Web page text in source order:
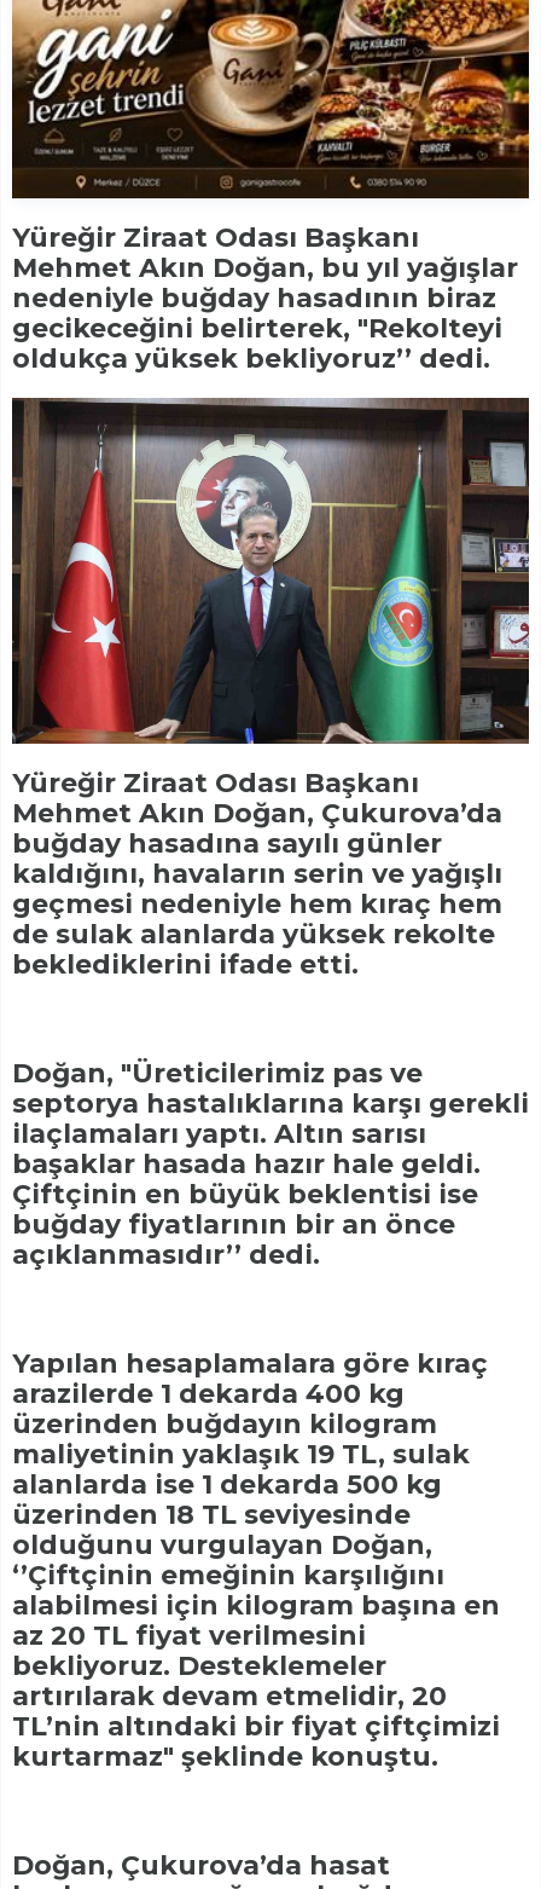
Yüreğir Ziraat Odası Başkanı
Mehmet Akın Doğan, bu yıl yağışlar
nedeniyle buğday hasadının biraz
gecikeceğini belirterek, "Rekolteyi
oldukça yüksek bekliyoruz’’ dedi.
Yüreğir Ziraat Odası Başkanı
Mehmet Akın Doğan, Çukurova’da
buğday hasadına sayılı günler
kaldığını, havaların serin ve yağışlı
geçmesi nedeniyle hem kıraç hem
de sulak alanlarda yüksek rekolte
beklediklerini ifade etti.
Doğan, "Üreticilerimiz pas ve
septorya hastalıklarına karşı gerekli
ilaçlamaları yaptı. Altın sarısı
başaklar hasada hazır hale geldi.
Çiftçinin en büyük beklentisi ise
buğday fiyatlarının bir an önce
açıklanmasıdır’’ dedi.
Yapılan hesaplamalara göre kıraç
arazilerde 1 dekarda 400 kg
üzerinden buğdayın kilogram
maliyetinin yaklaşık 19 TL, sulak
alanlarda ise 1 dekarda 500 kg
üzerinden 18 TL seviyesinde
olduğunu vurgulayan Doğan,
‘’Çiftçinin emeğinin karşılığını
alabilmesi için kilogram başına en
az 20 TL fiyat verilmesini
bekliyoruz. Desteklemeler
artırılarak devam etmelidir, 20
TL’nin altındaki bir fiyat çiftçimizi
kurtarmaz" şeklinde konuştu.
Doğan, Çukurova’da hasat